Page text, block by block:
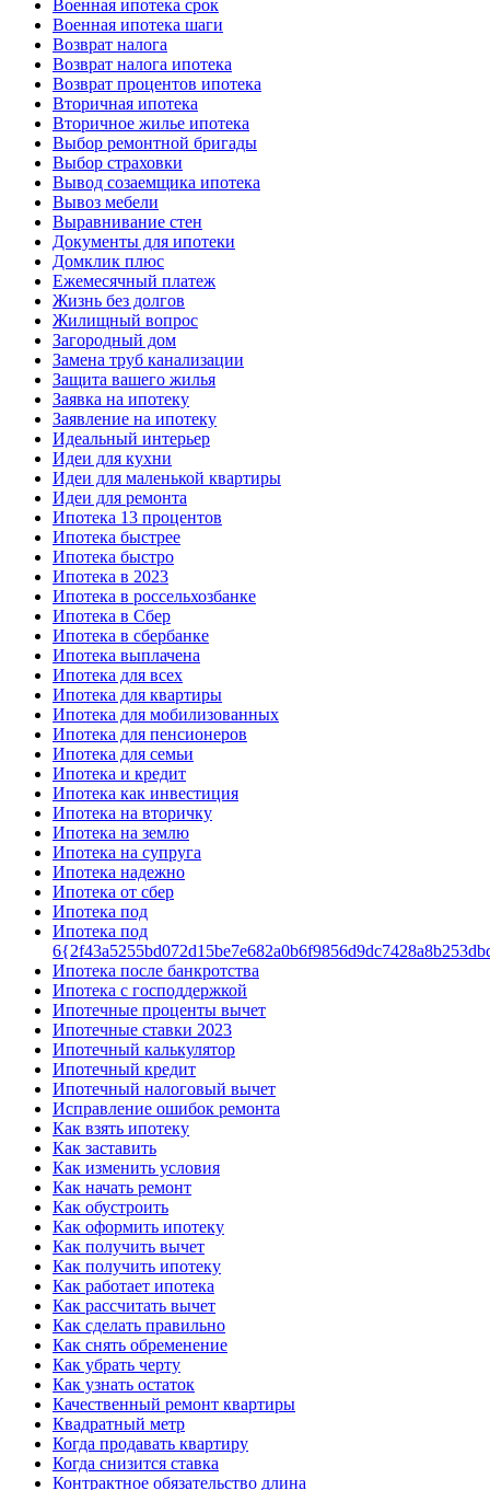
Военная ипотека срок
Военная ипотека шаги
Возврат налога
Возврат налога ипотека
Возврат процентов ипотека
Вторичная ипотека
Вторичное жилье ипотека
Выбор ремонтной бригады
Выбор страховки
Вывод созаемщика ипотека
Вывоз мебели
Выравнивание стен
Документы для ипотеки
Домклик плюс
Ежемесячный платеж
Жизнь без долгов
Жилищный вопрос
Загородный дом
Замена труб канализации
Защита вашего жилья
Заявка на ипотеку
Заявление на ипотеку
Идеальный интерьер
Идеи для кухни
Идеи для маленькой квартиры
Идеи для ремонта
Ипотека 13 процентов
Ипотека быстрее
Ипотека быстро
Ипотека в 2023
Ипотека в россельхозбанке
Ипотека в Сбер
Ипотека в сбербанке
Ипотека выплачена
Ипотека для всех
Ипотека для квартиры
Ипотека для мобилизованных
Ипотека для пенсионеров
Ипотека для семьи
Ипотека и кредит
Ипотека как инвестиция
Ипотека на вторичку
Ипотека на землю
Ипотека на супруга
Ипотека надежно
Ипотека от сбер
Ипотека под
Ипотека под
Ипотека после банкротства
Ипотека с господдержкой
Ипотечные проценты вычет
Ипотечные ставки 2023
Ипотечный калькулятор
Ипотечный кредит
Ипотечный налоговый вычет
Исправление ошибок ремонта
Как взять ипотеку
Как заставить
Как изменить условия
Как начать ремонт
Как обустроить
Как оформить ипотеку
Как получить вычет
Как получить ипотеку
Как работает ипотека
Как рассчитать вычет
Как сделать правильно
Как снять обременение
Как убрать черту
Как узнать остаток
Качественный ремонт квартиры
Квадратный метр
Когда продавать квартиру
Когда снизится ставка
Контрактное обязательство длина